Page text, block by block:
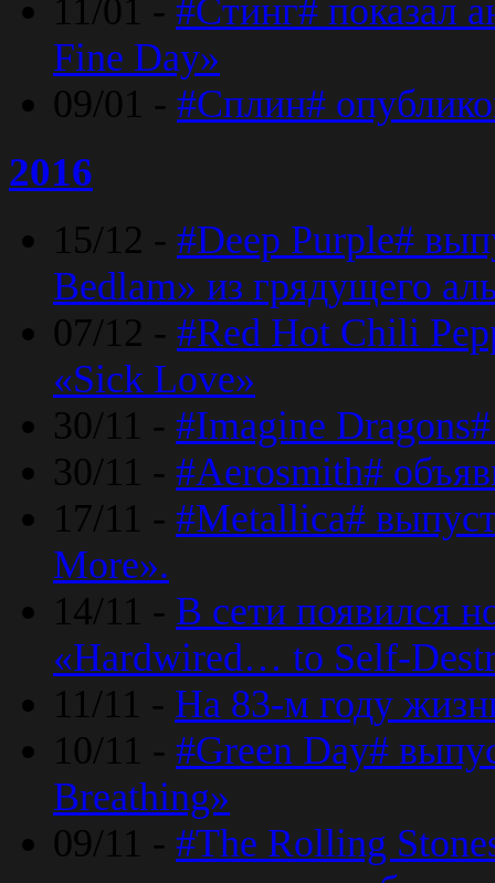
11/01 - #Стинг# показал
Fine Day»
09/01 - #Сплин#
2016
15/12 - #Deep Purple#
Bedlam» из грядущего
07/12 - #Red Hot Chili
«Sick Love»
30/11 - #Imagine
30/11 - #Aerosmith#
17/11 - #Metallica#
More».
14/11 - В сети появился
«Hardwired… to Self-
11/11 - На 83-м году
10/11 - #Green Day#
Breathing»
09/11 - #The Rolling